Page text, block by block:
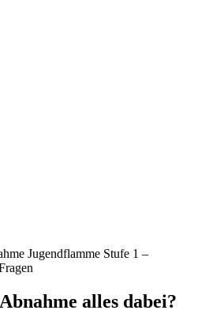
Jugendflamme Stufe 1 –
alles dabei?